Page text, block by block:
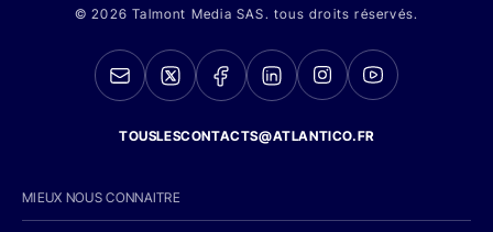
© 2026 Talmont Media SAS. tous droits réservés.
TOUSLESCONTACTS@ATLANTICO.FR
MIEUX NOUS CONNAITRE